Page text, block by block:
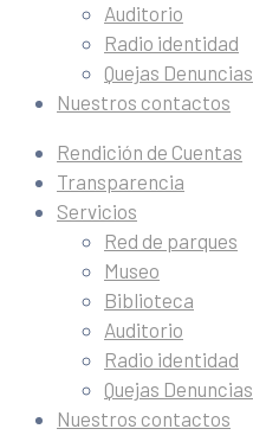
Auditorio
Radio identidad
Quejas Denuncias
Nuestros contactos
Rendición de Cuentas
Transparencia
Servicios
Red de parques
Museo
Biblioteca
Auditorio
Radio identidad
Quejas Denuncias
Nuestros contactos